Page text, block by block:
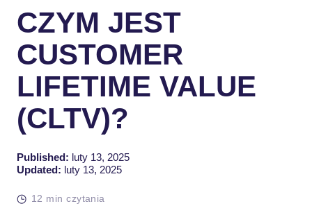
CZYM JEST
CUSTOMER
LIFETIME VALUE
(CLTV)?
Published: luty 13, 2025
Updated: luty 13, 2025
12 min czytania